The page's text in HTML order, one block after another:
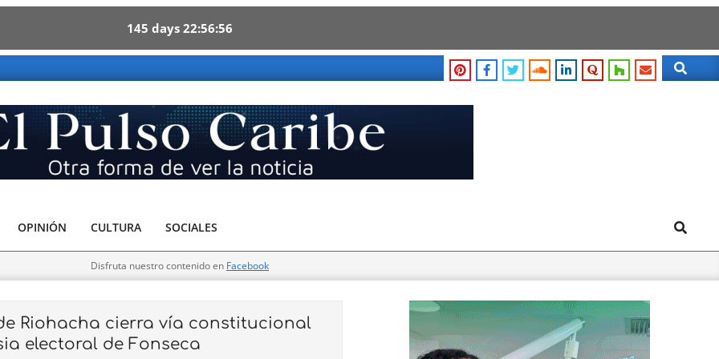
145 days 22 56 54
Search
OPINIÓN CULTURA SOCIALES Search
Disfruta nuestro contenido en Facebook
Riohacha cierra vía constitucional
electoral de Fonseca